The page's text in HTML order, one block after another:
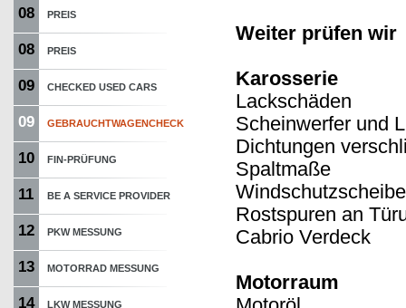
08 PREIS
08 PREIS
09 CHECKED USED CARS
09 GEBRAUCHTWAGENCHECK
10 FIN-PRÜFUNG
11 BE A SERVICE PROVIDER
12 PKW MESSUNG
13 MOTORRAD MESSUNG
14 LKW MESSUNG
Weiter prüfen wir
Karosserie
Lackschäden
Scheinwerfer und
Dichtungen
Spaltmaße
Rostspuren an
Cabrio Verdeck
Motorraum